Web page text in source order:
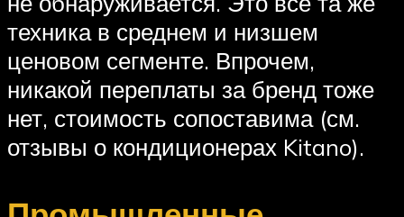
техника в среднем и низшем
ценовом сегменте. Впрочем,
никакой переплаты за бренд тоже
нет, стоимость сопоставима (см.
отзывы о кондиционерах Kitano).